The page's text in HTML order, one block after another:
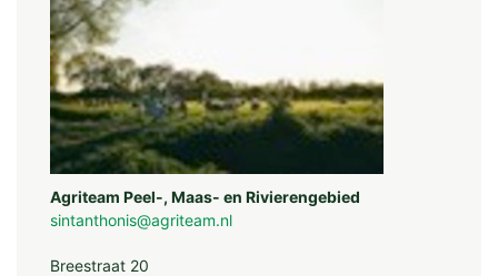
Agriteam Peel-, Maas- en Rivierengebied
sintanthonis@agriteam.nl
Breestraat 20